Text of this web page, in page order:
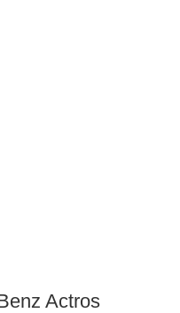
Actros